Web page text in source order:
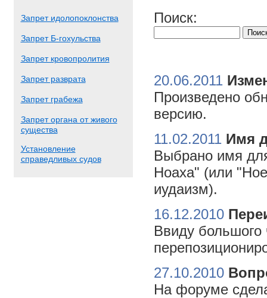
Запрет идолопоклонства
Запрет Б-гохульства
Запрет кровопролития
Запрет разврата
Запрет грабежа
Запрет органа от живого
существа
Установление
справедливых судов
Поиск:
20.06.2011
Произведено
версию.
11.02.2011 Имя
Выбрано имя
Ноаха" (или
иудаизм).
16.12.2010
Ввиду большого
27.10.2010
На форуме